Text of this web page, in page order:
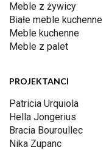
Meble z żywicy
Białe meble kuchenne
Meble kuchenne
Meble z palet
PROJEKTANCI
Patricia Urquiola
Hella Jongerius
Bracia Bouroullec
Nika Zupanc